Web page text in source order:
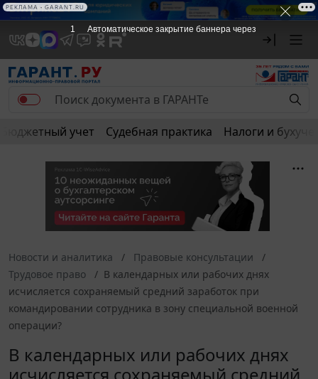
Бюджетный учет Судебная практика Налоги и
Новости и аналитика
Правовые консультации
Трудовое право
В календарных или рабочих днях
исчисляется сохраняемый средний заработок при
командировании сотрудника в зону специальной военной
операции?
В календарных или рабочих днях
1 Автоматическое закрытие баннера через
РЕКЛАМА • GARANT.RU